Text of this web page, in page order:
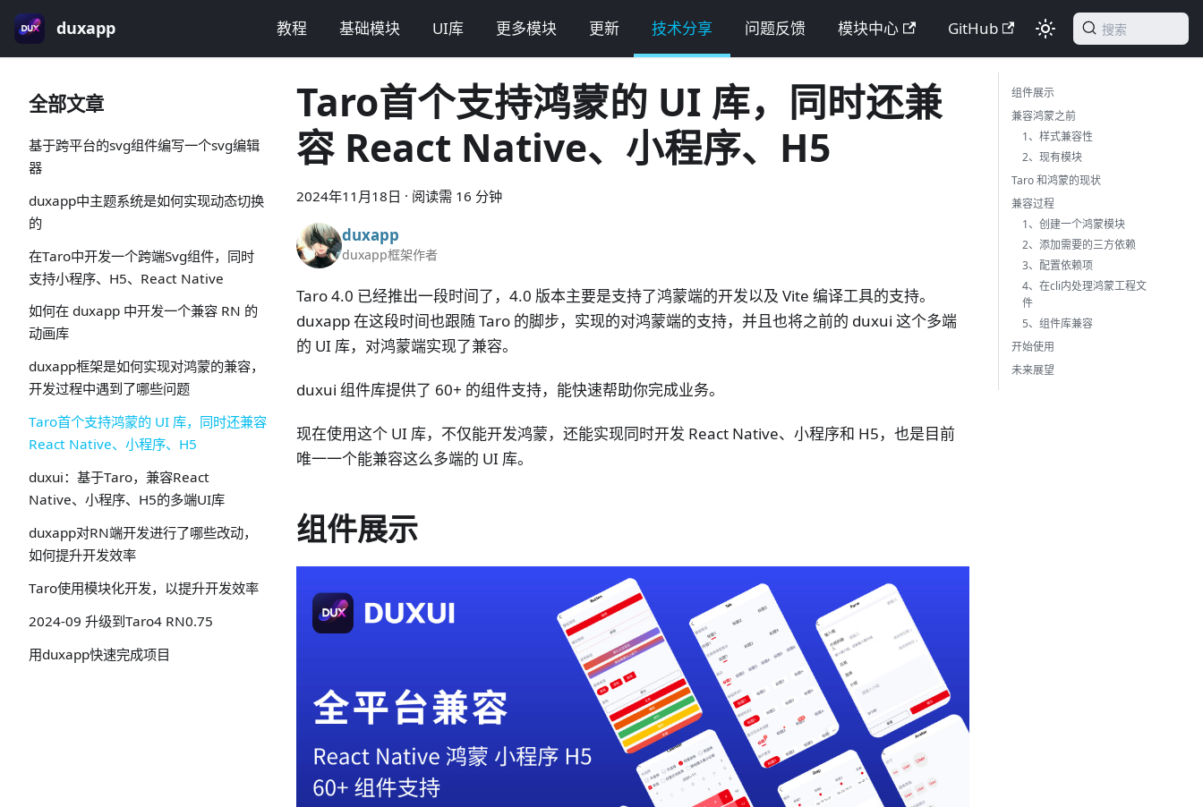
duxapp 教程 基础模块 UI库 更多模块 更新 技术分享 问题反馈 模块中心 GitHub 搜索
全部文章
基于跨平台的svg组件编写一个svg编辑
器
duxapp中主题系统是如何实现动态切换
的
在Taro中开发一个跨端Svg组件，同时
支持小程序、H5、React Native
如何在 duxapp 中开发一个兼容 RN 的
动画库
duxapp框架是如何实现对鸿蒙的兼容，
开发过程中遇到了哪些问题
Taro首个支持鸿蒙的 UI 库，同时还兼容
React Native、小程序、H5
duxui：基于Taro，兼容React
Native、小程序、H5的多端UI库
duxapp对RN端开发进行了哪些改动，
如何提升开发效率
Taro使用模块化开发，以提升开发效率
2024-09 升级到Taro4 RN0.75
用duxapp快速完成项目
Taro首个支持鸿蒙的 UI 库，同时还兼
容 React Native、小程序、H5
2024年11月18日 · 阅读需 16 分钟
duxapp
duxapp框架作者
Taro 4.0 已经推出一段时间了，4.0 版本主要是支持了鸿蒙端的开发以及 Vite 编译工具的支持。
duxapp 在这段时间也跟随 Taro 的脚步，实现的对鸿蒙端的支持，并且也将之前的 duxui 这个多端
的 UI 库，对鸿蒙端实现了兼容。
duxui 组件库提供了 60+ 的组件支持，能快速帮助你完成业务。
现在使用这个 UI 库，不仅能开发鸿蒙，还能实现同时开发 React Native、小程序和 H5，也是目前
唯一一个能兼容这么多端的 UI 库。
组件展示
组件展示
兼容鸿蒙之前
1、样式兼容性
2、现有模块
Taro 和鸿蒙的现状
兼容过程
1、创建一个鸿蒙模块
2、添加需要的三方依赖
3、配置依赖项
4、在cli内处理鸿蒙工程文
件
5、组件库兼容
开始使用
未来展望